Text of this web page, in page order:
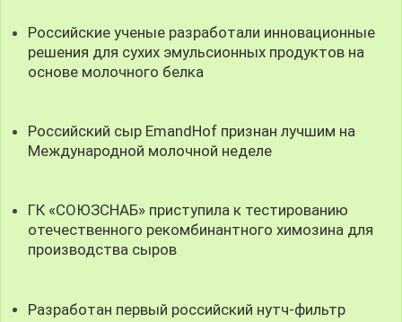
Российские ученые разработали инновационные
решения для сухих эмульсионных продуктов на
основе молочного белка
Российский сыр EmandHof признан лучшим на
Международной молочной неделе
ГК «СОЮЗСНАБ» приступила к тестированию
отечественного рекомбинантного химозина для
производства сыров
Разработан первый российский нутч-фильтр